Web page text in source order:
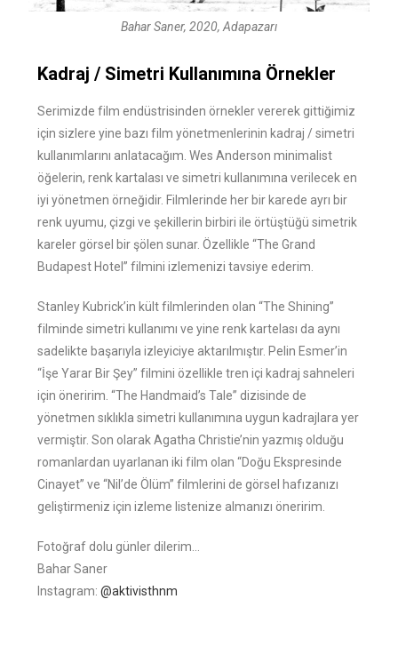
Bahar Saner, 2020, Adapazarı
Kadraj / Simetri Kullanımına Örnekler
Serimizde film endüstrisinden örnekler vererek gittiğimiz
için sizlere yine bazı film yönetmenlerinin kadraj / simetri
kullanımlarını anlatacağım. Wes Anderson minimalist
öğelerin, renk kartalası ve simetri kullanımına verilecek en
iyi yönetmen örneğidir. Filmlerinde her bir karede ayrı bir
renk uyumu, çizgi ve şekillerin birbiri ile örtüştüğü simetrik
kareler görsel bir şölen sunar. Özellikle “The Grand
Budapest Hotel” filmini izlemenizi tavsiye ederim.
Stanley Kubrick’in kült filmlerinden olan “The Shining”
filminde simetri kullanımı ve yine renk kartelası da aynı
sadelikte başarıyla izleyiciye aktarılmıştır. Pelin Esmer’in
“İşe Yarar Bir Şey” filmini özellikle tren içi kadraj sahneleri
için öneririm. “The Handmaid’s Tale” dizisinde de
yönetmen sıklıkla simetri kullanımına uygun kadrajlara yer
vermiştir. Son olarak Agatha Christie’nin yazmış olduğu
romanlardan uyarlanan iki film olan “Doğu Ekspresinde
Cinayet” ve “Nil’de Ölüm” filmlerini de görsel hafızanızı
geliştirmeniz için izleme listenize almanızı öneririm.
Fotoğraf dolu günler dilerim…
Bahar Saner
Instagram:@aktivisthnm